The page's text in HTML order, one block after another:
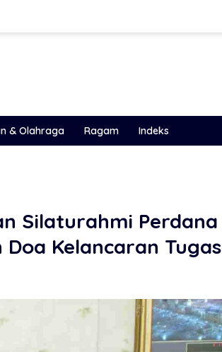
& Olahraga Ragam Indeks
Silaturahmi Perdana
Kelancaran Tugas